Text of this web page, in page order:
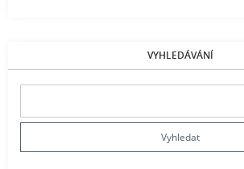
VYHLEDÁVÁNÍ